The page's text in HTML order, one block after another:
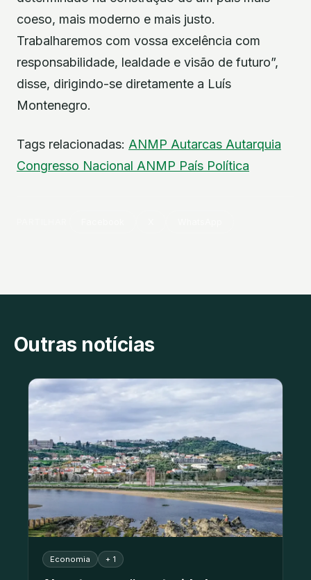
coeso, mais moderno e mais justo.
Trabalharemos com vossa excelência com
responsabilidade, lealdade e visão de futuro”,
disse, dirigindo-se diretamente a Luís
Montenegro.
Tags relacionadas: ANMP Autarcas Autarquia
Congresso Nacional ANMP País Política
Outras notícias
Economia + 1